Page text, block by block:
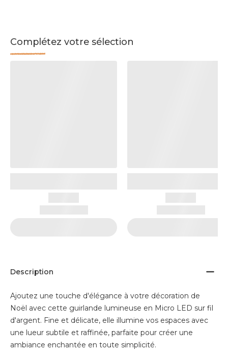
Complétez votre sélection
Description
Ajoutez une touche d'élégance à votre décoration de
Noël avec cette guirlande lumineuse en Micro LED sur fil
d'argent. Fine et délicate, elle illumine vos espaces avec
une lueur subtile et raffinée, parfaite pour créer une
ambiance enchantée en toute simplicité.